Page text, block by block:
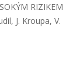
RIZIKEM
J. Kroupa, V.